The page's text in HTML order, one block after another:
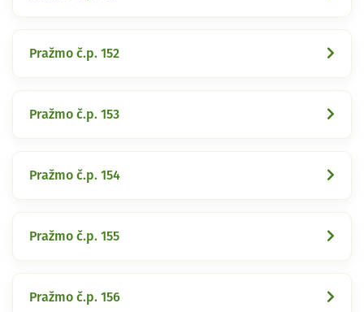
Pražmo č.p. 152
Pražmo č.p. 153
Pražmo č.p. 154
Pražmo č.p. 155
Pražmo č.p. 156